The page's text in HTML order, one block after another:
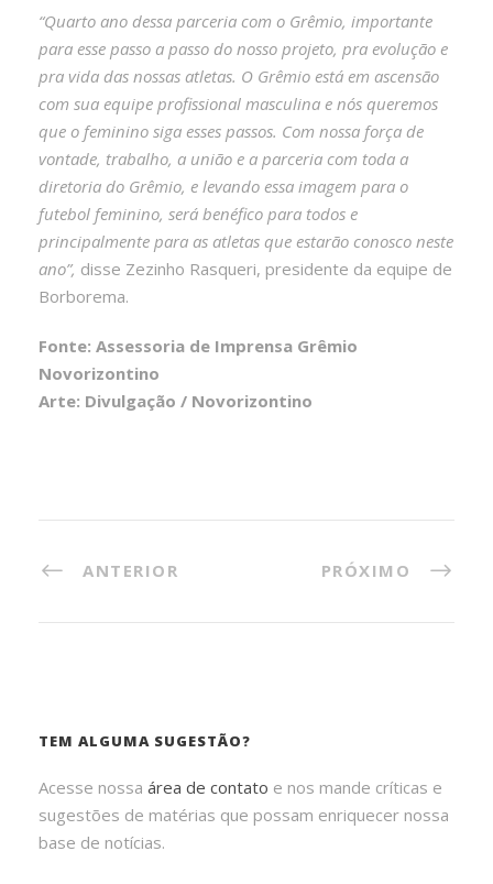
“Quarto ano dessa parceria com o Grêmio, importante
para esse passo a passo do nosso projeto, pra evolução e
pra vida das nossas atletas. O Grêmio está em ascensão
com sua equipe profissional masculina e nós queremos
que o feminino siga esses passos. Com nossa força de
vontade, trabalho, a união e a parceria com toda a
diretoria do Grêmio, e levando essa imagem para o
futebol feminino, será benéfico para todos e
principalmente para as atletas que estarão conosco neste
ano”, disse Zezinho Rasqueri, presidente da equipe de
Borborema.
Fonte: Assessoria de Imprensa Grêmio
Novorizontino
Arte: Divulgação / Novorizontino
ANTERIOR PRÓXIMO
TEM ALGUMA SUGESTÃO?
Acesse nossa área de contato e nos mande críticas e
sugestões de matérias que possam enriquecer nossa
base de notícias.